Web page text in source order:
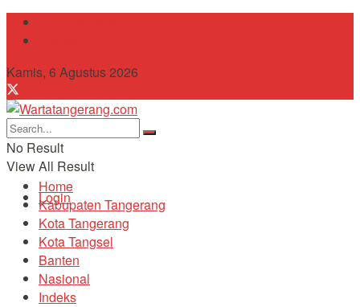
Kamis, 6 Agustus 2026
No Result
View All Result
Login
Home
Kabupaten Tangerang
Kota Tangerang
Kota Tangsel
Banten
Nasional
Indeks